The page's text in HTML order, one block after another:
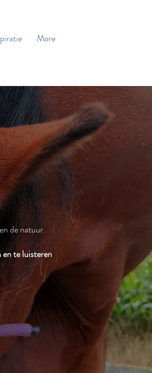
More
de natuur.
en te luisteren